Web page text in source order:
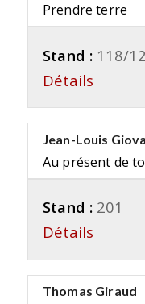
Prendre terre
Stand : 118/
Détails
Jean-Louis
Au présent de
Stand : 201
Détails
Thomas Giraud